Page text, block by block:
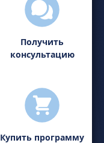
Получить
консультацию
Купить программу